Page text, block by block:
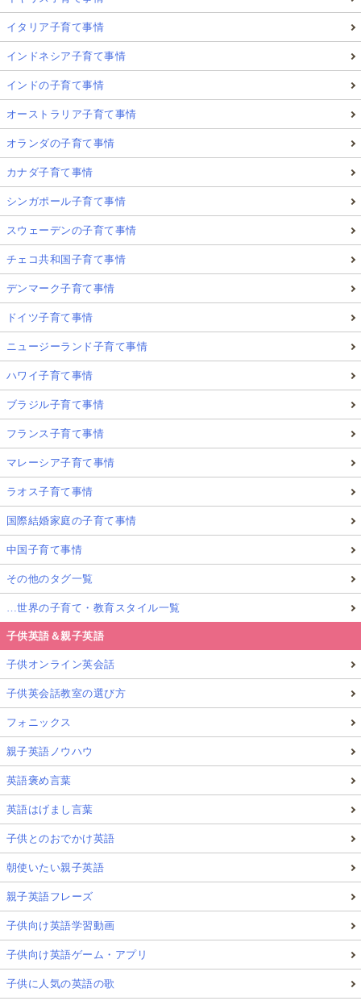
イタリア子育て事情
インドネシア子育て事情
インドの子育て事情
オーストラリア子育て事情
オランダの子育て事情
カナダ子育て事情
シンガポール子育て事情
スウェーデンの子育て事情
チェコ共和国子育て事情
デンマーク子育て事情
ドイツ子育て事情
ニュージーランド子育て事情
ハワイ子育て事情
ブラジル子育て事情
フランス子育て事情
マレーシア子育て事情
ラオス子育て事情
国際結婚家庭の子育て事情
中国子育て事情
その他のタグ一覧
…世界の子育て・教育スタイル一覧
子供英語＆親子英語
子供オンライン英会話
子供英会話教室の選び方
フォニックス
親子英語ノウハウ
英語褒め言葉
英語はげまし言葉
子供とのおでかけ英語
朝使いたい親子英語
親子英語フレーズ
子供向け英語学習動画
子供向け英語ゲーム・アプリ
子供に人気の英語の歌